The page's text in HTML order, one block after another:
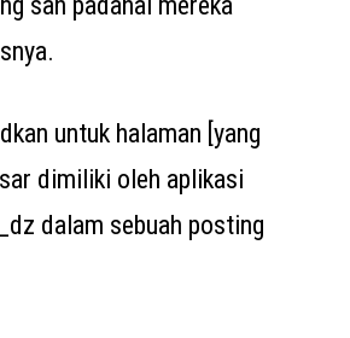
untuk halaman [yang
dimiliki oleh aplikasi
dalam sebuah posting